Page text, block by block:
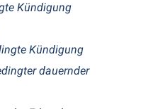
Kündigung
Kündigung
dauernder